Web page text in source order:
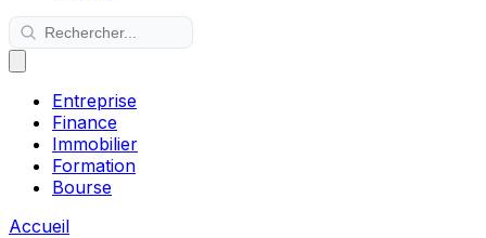
Entreprise
Finance
Immobilier
Formation
Bourse
Accueil